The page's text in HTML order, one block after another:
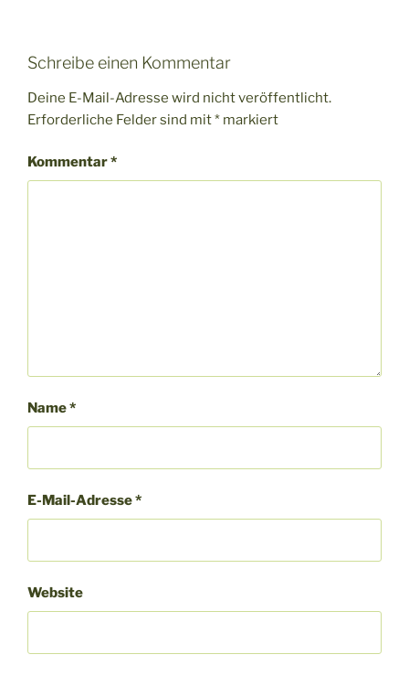
Schreibe einen Kommentar
Deine E-Mail-Adresse wird nicht veröffentlicht.
Erforderliche Felder sind mit* markiert
Kommentar*
Name*
E-Mail-Adresse*
Website